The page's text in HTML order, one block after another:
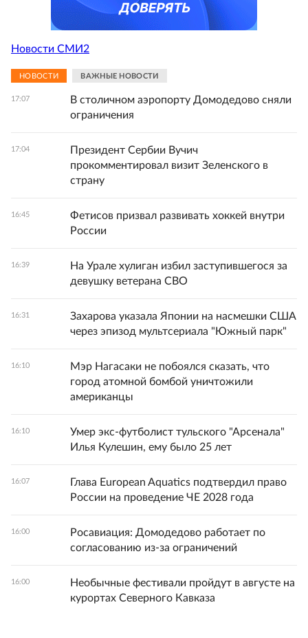
Новости СМИ2
НОВОСТИ ВАЖНЫЕ НОВОСТИ
17:07
В столичном аэропорту Домодедово сняли
ограничения
17:04
Президент Сербии Вучич
прокомментировал визит Зеленского в
страну
16:45
Фетисов призвал развивать хоккей внутри
России
16:39
На Урале хулиган избил заступившегося за
девушку ветерана СВО
16:31
Захарова указала Японии на насмешки США
через эпизод мультсериала "Южный парк"
16:10
Мэр Нагасаки не побоялся сказать, что
город атомной бомбой уничтожили
американцы
16:10
Умер экс-футболист тульского "Арсенала"
Илья Кулешин, ему было 25 лет
16:07
Глава European Aquatics подтвердил право
России на проведение ЧЕ 2028 года
16:00
Росавиация: Домодедово работает по
согласованию из-за ограничений
16:00
Необычные фестивали пройдут в августе на
курортах Северного Кавказа